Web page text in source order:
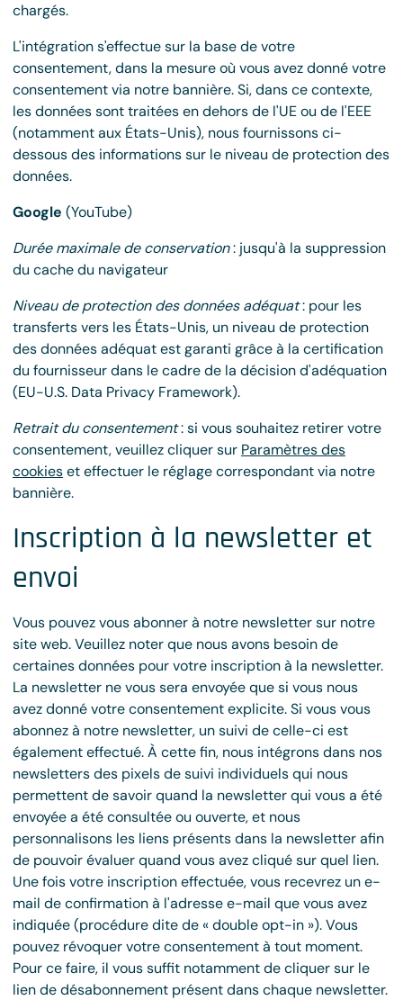
chargés.
L'intégration s'effectue sur la base de votre
consentement, dans la mesure où vous avez donné votre
consentement via notre bannière. Si, dans ce contexte,
les données sont traitées en dehors de l'UE ou de l'EEE
(notamment aux États-Unis), nous fournissons ci-
dessous des informations sur le niveau de protection des
données.
Google (YouTube)
Durée maximale de conservation: jusqu'à la suppression
du cache du navigateur
Niveau de protection des données adéquat: pour les
transferts vers les États-Unis, un niveau de protection
des données adéquat est garanti grâce à la certification
du fournisseur dans le cadre de la décision d'adéquation
(EU-U.S. Data Privacy Framework).
Retrait du consentement: si vous souhaitez retirer votre
consentement, veuillez cliquer sur Paramètres des
cookieset effectuer le réglage correspondant via notre
bannière.
Inscription à la newsletter et
envoi
Vous pouvez vous abonner à notre newsletter sur notre
site web. Veuillez noter que nous avons besoin de
certaines données pour votre inscription à la newsletter.
La newsletter ne vous sera envoyée que si vous nous
avez donné votre consentement explicite. Si vous vous
abonnez à notre newsletter, un suivi de celle-ci est
également effectué. À cette fin, nous intégrons dans nos
newsletters des pixels de suivi individuels qui nous
permettent de savoir quand la newsletter qui vous a été
envoyée a été consultée ou ouverte, et nous
personnalisons les liens présents dans la newsletter afin
de pouvoir évaluer quand vous avez cliqué sur quel lien.
Une fois votre inscription effectuée, vous recevrez un e-
mail de confirmation à l'adresse e-mail que vous avez
indiquée (procédure dite de « double opt-in »). Vous
pouvez révoquer votre consentement à tout moment.
Pour ce faire, il vous suffit notamment de cliquer sur le
lien de désabonnement présent dans chaque newsletter.